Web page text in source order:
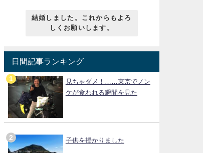
結婚しました。これからもよろ
しくお願いします。
日間記事ランキング
見ちゃダメ！……東京でノン
ケが食われる瞬間を見た
子供を授かりました